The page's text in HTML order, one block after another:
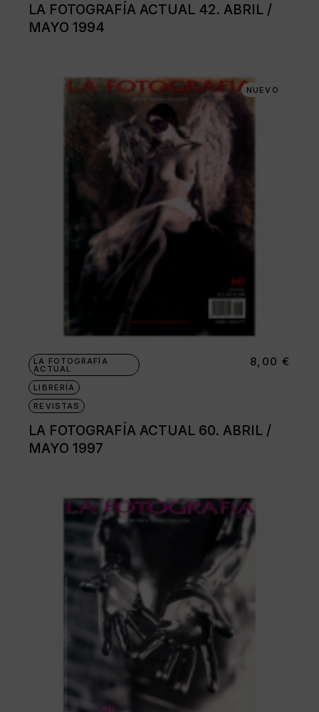
LA FOTOGRAFÍA ACTUAL 42. ABRIL /
MAYO 1994
NUEVO
LA FOTOGRAFÍA
ACTUAL
LIBRERÍA
REVISTAS
LA FOTOGRAFÍA ACTUAL 60. ABRIL /
MAYO 1997
8,00 €